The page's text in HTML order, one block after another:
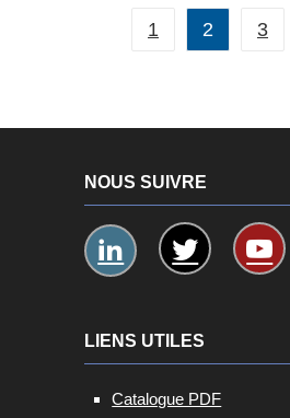
Caméra frontale 5MP
Alimentation PoE (en
Dimensions : 468 × 288
1 2 3
NOUS SUIVRE
LIENS UTILES
Catalogue PDF